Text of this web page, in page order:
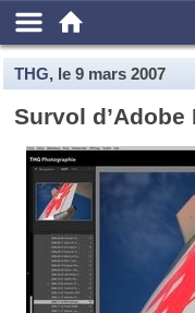
THG, le 9 mars 2007
Sur­vol